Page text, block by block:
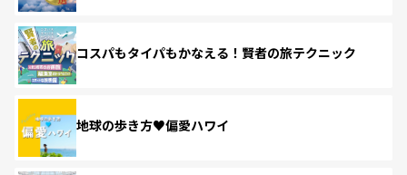
コスパもタイパもかなえる！賢者の旅テクニック
地球の歩き方♥偏愛ハワイ